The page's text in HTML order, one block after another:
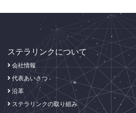
ステラリンクについて
会社情報
代表あいさつ
沿革
ステラリンクの取り組み